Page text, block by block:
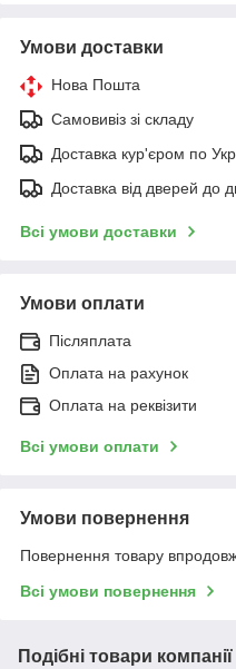
Умови доставки
Нова Пошта
Самовивіз зі складу
Доставка кур'єром по
Доставка від дверей до
Всі умови доставки
Умови оплати
Післяплата
Оплата на рахунок
Оплата на реквізити
Всі умови оплати
Умови повернення
Повернення товару
Всі умови повернення
Подібні товари компанії